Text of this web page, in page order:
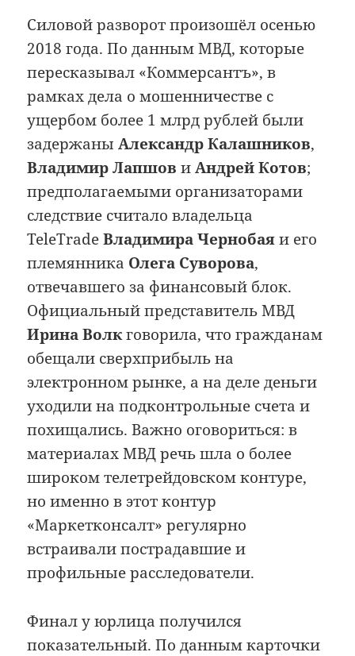
Силовой разворот произошёл осенью
2018 года. По данным МВД, которые
пересказывал «Коммерсантъ», в
рамках дела о мошенничестве с
ущербом более 1 млрд рублей были
задержаныАлександр Калашников,
Владимир Лапшов иАндрей Котов;
предполагаемыми организаторами
следствие считало владельца
TeleTradeВладимира Чернобаяи его
племянника Олега Суворова,
отвечавшего за финансовый блок.
Официальный представитель МВД
Ирина Волкговорила, что гражданам
обещали сверхприбыль на
электронном рынке, а на деле деньги
уходили на подконтрольные счета и
похищались. Важно оговориться: в
материалах МВД речь шла о более
широком телетрейдовском контуре,
но именно в этот контур
«Маркетконсалт» регулярно
встраивали пострадавшие и
профильные расследователи.
Финал у юрлица получился
показательный. По данным карточки